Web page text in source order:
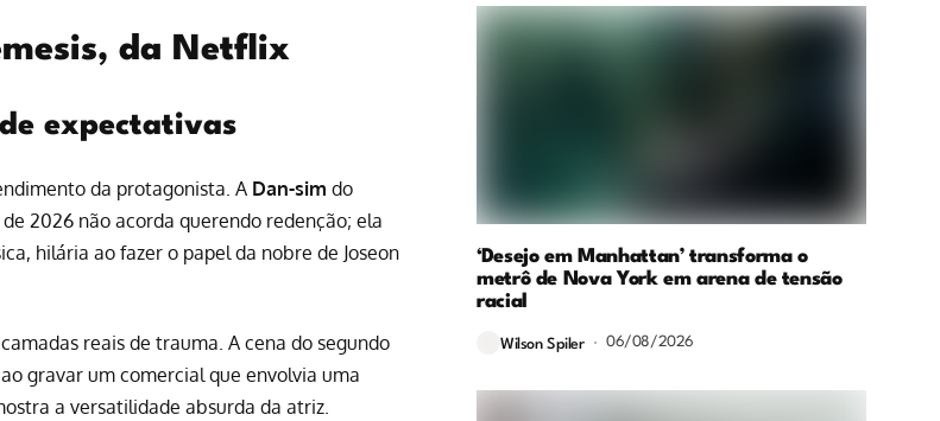
da Netflix
expectativas
da protagonista. A Dan-sim do
2026 não acorda querendo redenção; ela
hilária ao fazer o papel da nobre de Joseon
reais de trauma. A cena do segundo
gravar um comercial que envolvia uma
a versatilidade absurda da atriz.
‘Desejo em Manhattan’ transforma o
metrô de Nova York em arena de tensão
racial
Wilson Spiler 06/08/2026